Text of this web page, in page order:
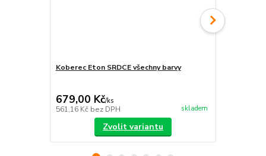
Koberec Eton SRDCE všechny barvy
679,00 Kč/ks
561,16 Kč bez DPH skladem
Zvolit variantu